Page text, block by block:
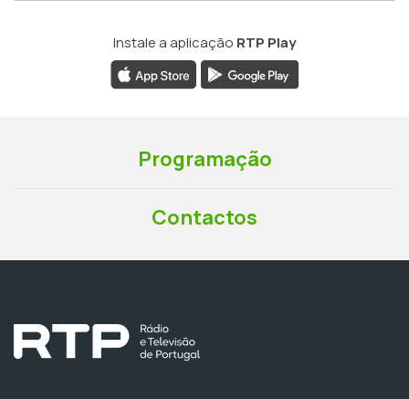
Instale a aplicação RTP Play
Programação
Contactos